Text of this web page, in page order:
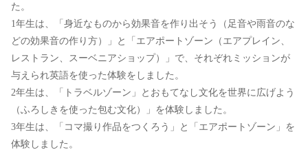
た。
1年生は、「身近なものから効果音を作り出そう（足音や雨音のな
どの効果音の作り方）」と「エアポートゾーン（エアプレイン、
レストラン、スーベニアショップ）」で、それぞれミッションが
与えられ英語を使った体験をしました。
2年生は、「トラベルゾーン」とおもてなし文化を世界に広げよう
（ふろしきを使った包む文化）」を体験しました。
3年生は、「コマ撮り作品をつくろう」と「エアポートゾーン」を
体験しました。